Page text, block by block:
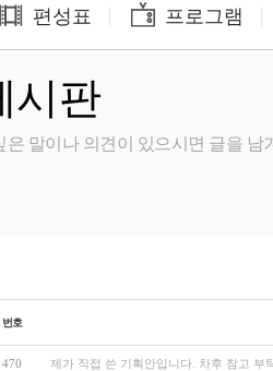
편성표 프로그램
시판
은 말이나 의견이 있으시면 글을 남
번호
470 제가 직접 쓴 기획안입니다. 차후 참고 부